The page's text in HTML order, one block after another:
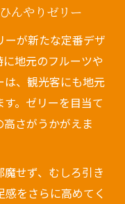
んやりゼリー
が新たな定番デザ
地元のフルーツや
は、観光客にも地元
。ゼリーを目当て
さがうかがえま
せず、むしろ引き
をさらに高めてく